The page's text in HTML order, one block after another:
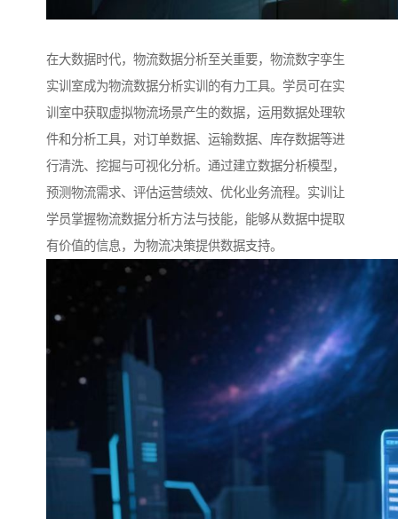
在大数据时代，物流数据分析至关重要，物流数字孪生
实训室成为物流数据分析实训的有力工具。学员可在实
训室中获取虚拟物流场景产生的数据，运用数据处理软
件和分析工具，对订单数据、运输数据、库存数据等进
行清洗、挖掘与可视化分析。通过建立数据分析模型，
预测物流需求、评估运营绩效、优化业务流程。实训让
学员掌握物流数据分析方法与技能，能够从数据中提取
有价值的信息，为物流决策提供数据支持。​